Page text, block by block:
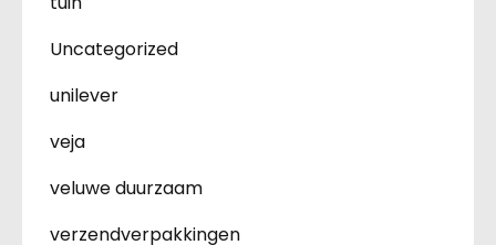
Uncategorized
unilever
veja
veluwe duurzaam
verzendverpakkingen